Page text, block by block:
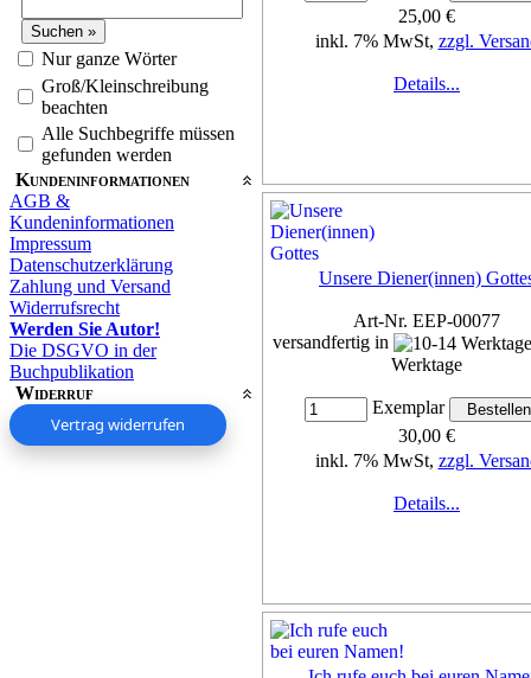
Nur ganze Wörter
Groß/Kleinschreibung
beachten
Alle Suchbegriffe müssen
gefunden werden
Kundeninformationen
AGB &
Kundeninformationen
Impressum
Datenschutzerklärung
Zahlung und Versand
Widerrufsrecht
Werden Sie Autor!
Die DSGVO in der
Buchpublikation
Widerruf
Vertrag widerrufen
25,00 €
inkl. 7% MwSt, zzgl.
Details...
Unsere Diener(innen)
Art-Nr. EEP-00077
versandfertig in
Werktage
Exemplar
30,00 €
inkl. 7% MwSt, zzgl.
Details...